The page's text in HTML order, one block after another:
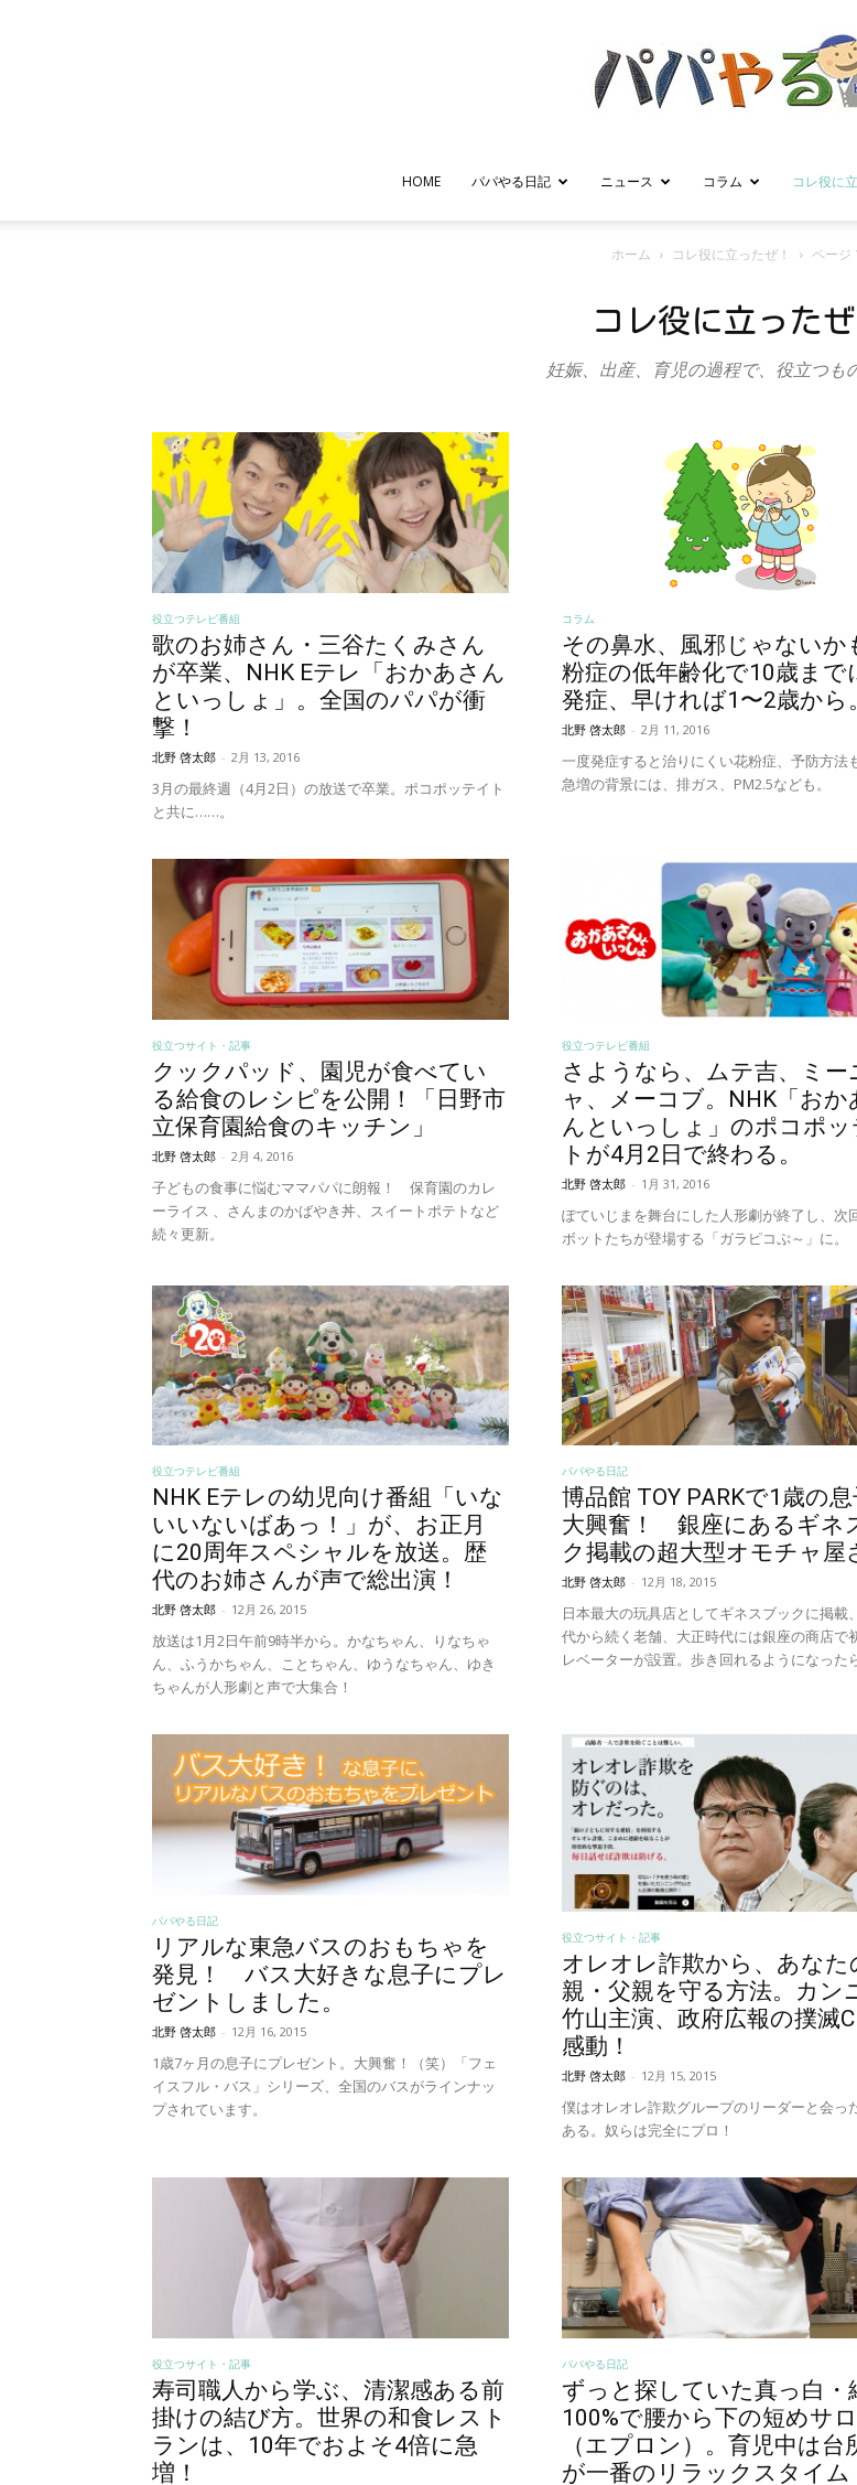
パ
パ
や
HOME パパやる日記 ニュース コラム コレ役に
ホーム コレ役に立ったぜ！ ページ
コレ役に立ったぜ
妊娠、出産、育児の過程で、役立つも
役立つテレビ番組
歌のお姉さん・三谷たくみさん
が卒業、NHK Eテレ「おかあさん
といっしょ」。全国のパパが衝
撃！
北野 啓太郎 - 2月 13, 2016
3月の最終週（4月2日）の放送で卒業。ポコポッテイト
と共に……。
コラム
その鼻水、風邪じゃないか
粉症の低年齢化で10歳まで
発症、早ければ1〜2歳から。
北野 啓太郎 - 2月 11, 2016
一度発症すると治りにくい花粉症、予防方法
急増の背景には、排ガス、PM2.5なども。
役立つサイト・記事
クックパッド、園児が食べてい
る給食のレシピを公開！「日野市
立保育園給食のキッチン」
北野 啓太郎 - 2月 4, 2016
子どもの食事に悩むママパパに朗報！ 保育園のカレ
ーライス 、さんまのかばやき丼、スイートポテトなど
続々更新。
役立つテレビ番組
さようなら、ムテ吉、ミー
ャ、メーコブ。NHK「おか
んといっしょ」のポコポッ
トが4月2日で終わる。
北野 啓太郎 - 1月 31, 2016
ぽていじまを舞台にした人形劇が終了し、次
ボットたちが登場する「ガラピコぷ～」に。
役立つテレビ番組
NHK Eテレの幼児向け番組「いな
いいないばあっ！」が、お正月
に20周年スペシャルを放送。歴
代のお姉さんが声で総出演！
北野 啓太郎 - 12月 26, 2015
放送は1月2日午前9時半から。かなちゃん、りなちゃ
ん、ふうかちゃん、ことちゃん、ゆうなちゃん、ゆき
ちゃんが人形劇と声で大集合！
パパやる日記
博品館 TOY PARKで1歳の
大興奮！ 銀座にあるギネ
ク掲載の超大型オモチャ屋
北野 啓太郎 - 12月 18, 2015
日本最大の玩具店としてギネスブックに掲載
代から続く老舗、大正時代には銀座の商店で
レベーターが設置。歩き回れるようになった
パパやる日記
リアルな東急バスのおもちゃを
発見！ バス大好きな息子にプレ
ゼントしました。
北野 啓太郎 - 12月 16, 2015
1歳7ヶ月の息子にプレゼント。大興奮！（笑）「フェ
イスフル・バス」シリーズ、全国のバスがラインナッ
プされています。
役立つサイト・記事
オレオレ詐欺から、あなた
親・父親を守る方法。カン
竹山主演、政府広報の撲滅
感動！
北野 啓太郎 - 12月 15, 2015
僕はオレオレ詐欺グループのリーダーと会っ
ある。奴らは完全にプロ！
役立つサイト・記事
寿司職人から学ぶ、清潔感ある前
掛けの結び方。世界の和食レスト
ランは、10年でおよそ4倍に急
増！
パパやる日記
ずっと探していた真っ白・
100%で腰から下の短めサ
（エプロン）。育児中は台
が一番のリラックスタイム